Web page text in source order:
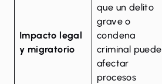
Impacto legal
y migratorio
que un delito
grave o
condena
criminal puede
afectar
procesos